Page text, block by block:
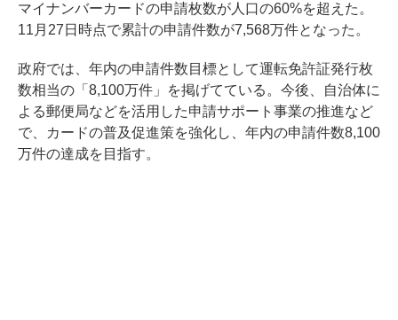
マイナンバーカードの申請枚数が人口の60%を超えた。
11月27日時点で累計の申請件数が7,568万件となった。
政府では、年内の申請件数目標として運転免許証発行枚
数相当の「8,100万件」を掲げてている。今後、自治体に
よる郵便局などを活用した申請サポート事業の推進など
で、カードの普及促進策を強化し、年内の申請件数8,100
万件の達成を目指す。